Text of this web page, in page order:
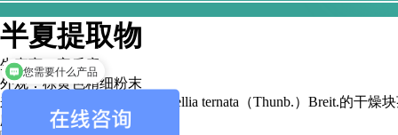
半夏提取物
生产商：宝乐康
外观：棕黄色精细粉末
来源：天南星科植物半夏Pinellia ternata（Thunb.）Breit.的干燥
应用：镇咳平喘
您需要什么产品
有什么要求